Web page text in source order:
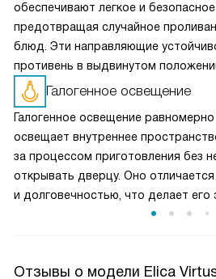
обеспечивают легкое и
предотвращая случайное
блюд. Эти направляющие
противень в выдвинутом
проверять степень готовности.
процесс готовки удобным и
работе с горячими блюдами,
и минимизируя риск получения
Галогенное освещение
Галогенное освещение
освещает внутреннее
за процессом приготовления без
открывать дверцу. Оно
и долговечностью, что делает его
и удобным решением. Галогенные
Отзывы о модели Elica